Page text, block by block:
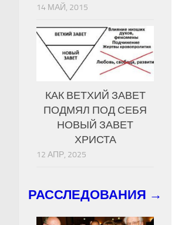
14 МАЙ, 2015
КАК ВЕТХИЙ ЗАВЕТ
ПОДМЯЛ ПОД СЕБЯ
НОВЫЙ ЗАВЕТ
ХРИСТА
12 АПР, 2025
РАССЛЕДОВАНИЯ →